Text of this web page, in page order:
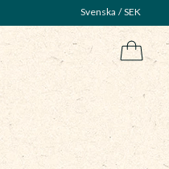
Svenska SEK